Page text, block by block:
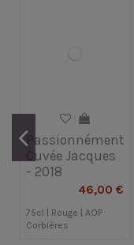
Passionnément
Cuvée Jacques
- 2018
46,00 €
75cl | Rouge | AOP
Corbières